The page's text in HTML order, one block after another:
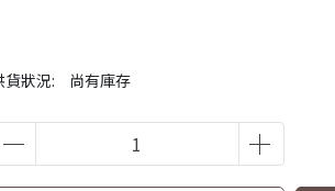
貨狀況: 尚有庫存